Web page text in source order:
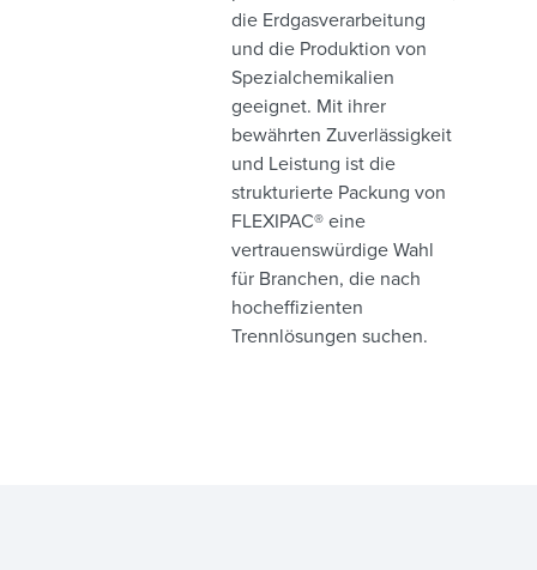
die Erdgasverarbeitung
und die Produktion von
Spezialchemikalien
geeignet. Mit ihrer
bewährten Zuverlässigkeit
und Leistung ist die
strukturierte Packung von
FLEXIPAC® eine
vertrauenswürdige Wahl
für Branchen, die nach
hocheffizienten
Trennlösungen suchen.